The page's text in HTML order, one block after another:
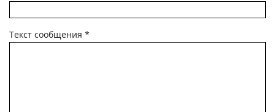
Текст сообщения *